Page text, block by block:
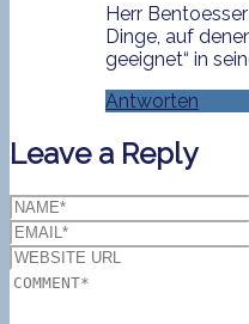
Herr
Dinge, auf
geeignet“ in
Antworten
Leave a Reply